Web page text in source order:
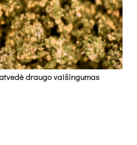
drau­go vai­šin­gu­mas